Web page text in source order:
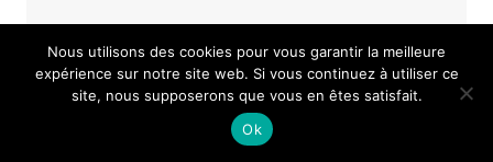
Équipements indispensables cuisine : les 8 bases
d’un espace pratique
Comment choisir une poêle en titane adaptée à la
Nous utilisons des cookies pour vous garantir la meilleure
expérience sur notre site web. Si vous continuez à utiliser ce
site, nous supposerons que vous en êtes satisfait.
Ok